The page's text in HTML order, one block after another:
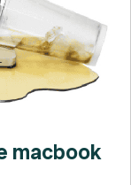
macbook